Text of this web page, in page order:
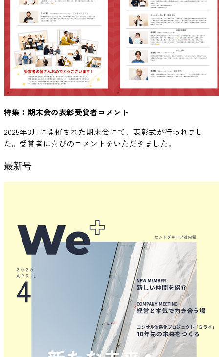
特集：期末会の表彰受賞者コメント
2025年3月に開催された期末会にて、表彰式が行われまし
た。受賞者に喜びのコメントをいただきました。
最新号